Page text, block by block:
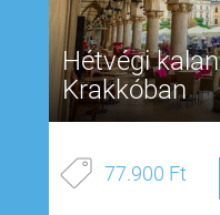
Hétvégi
Krakkóban
77.900 Ft